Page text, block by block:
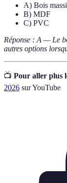
A) Bois
B) MDF
C) PVC
Réponse : A — Le
autres options
📺 Pour aller plus
2026 sur YouTube